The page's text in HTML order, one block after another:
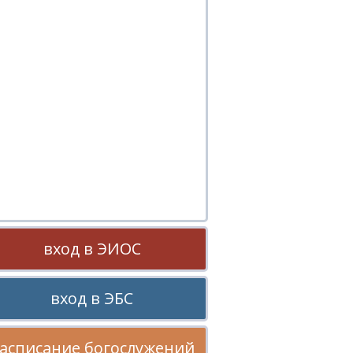
вход в ЭИОС
вход в ЭБС
богослужений